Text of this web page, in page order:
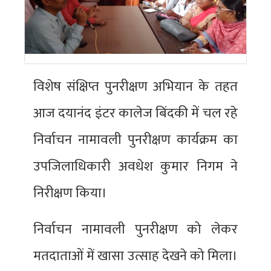
विशेष संक्षिप्त पुनरीक्षण अभियान के तहत
आज दयानंद इंटर कालेज बिंदकी में चल रहे
निर्वाचन नामावली पुनरीक्षण कार्यक्रम का
उपजिलाधिकारी अवधेश कुमार निगम ने
निरीक्षण किया।
निर्वाचन नामावली पुनरीक्षण को लेकर
मतदाताओं में खासा उत्साह देखने को मिला।